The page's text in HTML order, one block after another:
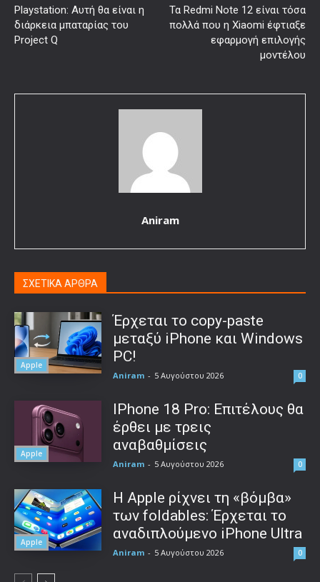
Playstation: Αυτή θα είναι η
διάρκεια μπαταρίας του
Project Q
Τα Redmi Note 12 είναι τόσα
πολλά που η Xiaomi έφτιαξε
εφαρμογή επιλογής
μοντέλου
Aniram
ΣΧΕΤΙΚΑ ΑΡΘΡΑ
Apple
Έρχεται το copy-paste
μεταξύ iPhone και Windows
PC!
Aniram - 5 Αυγούστου 2026 0
Apple
IPhone 18 Pro: Επιτέλους θα
έρθει με τρεις
αναβαθμίσεις
Aniram - 5 Αυγούστου 2026 0
Apple
Η Apple ρίχνει τη «βόμβα»
των foldables: Έρχεται το
αναδιπλούμενο iPhone Ultra
Aniram - 5 Αυγούστου 2026 0